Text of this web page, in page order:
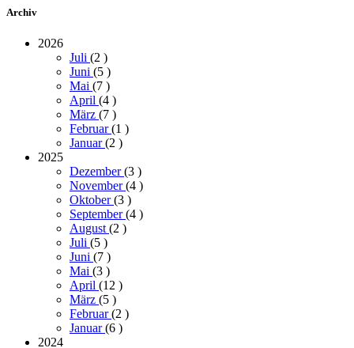
Archiv
2026
Juli (2 )
Juni (5 )
Mai (7 )
April (4 )
März (7 )
Februar(1 )
Januar(2 )
2025
Dezember(3 )
November(4 )
Oktober(3 )
September(4 )
August (2 )
Juli (5 )
Juni (7 )
Mai (3 )
April (12 )
März (5 )
Februar(2 )
Januar(6 )
2024